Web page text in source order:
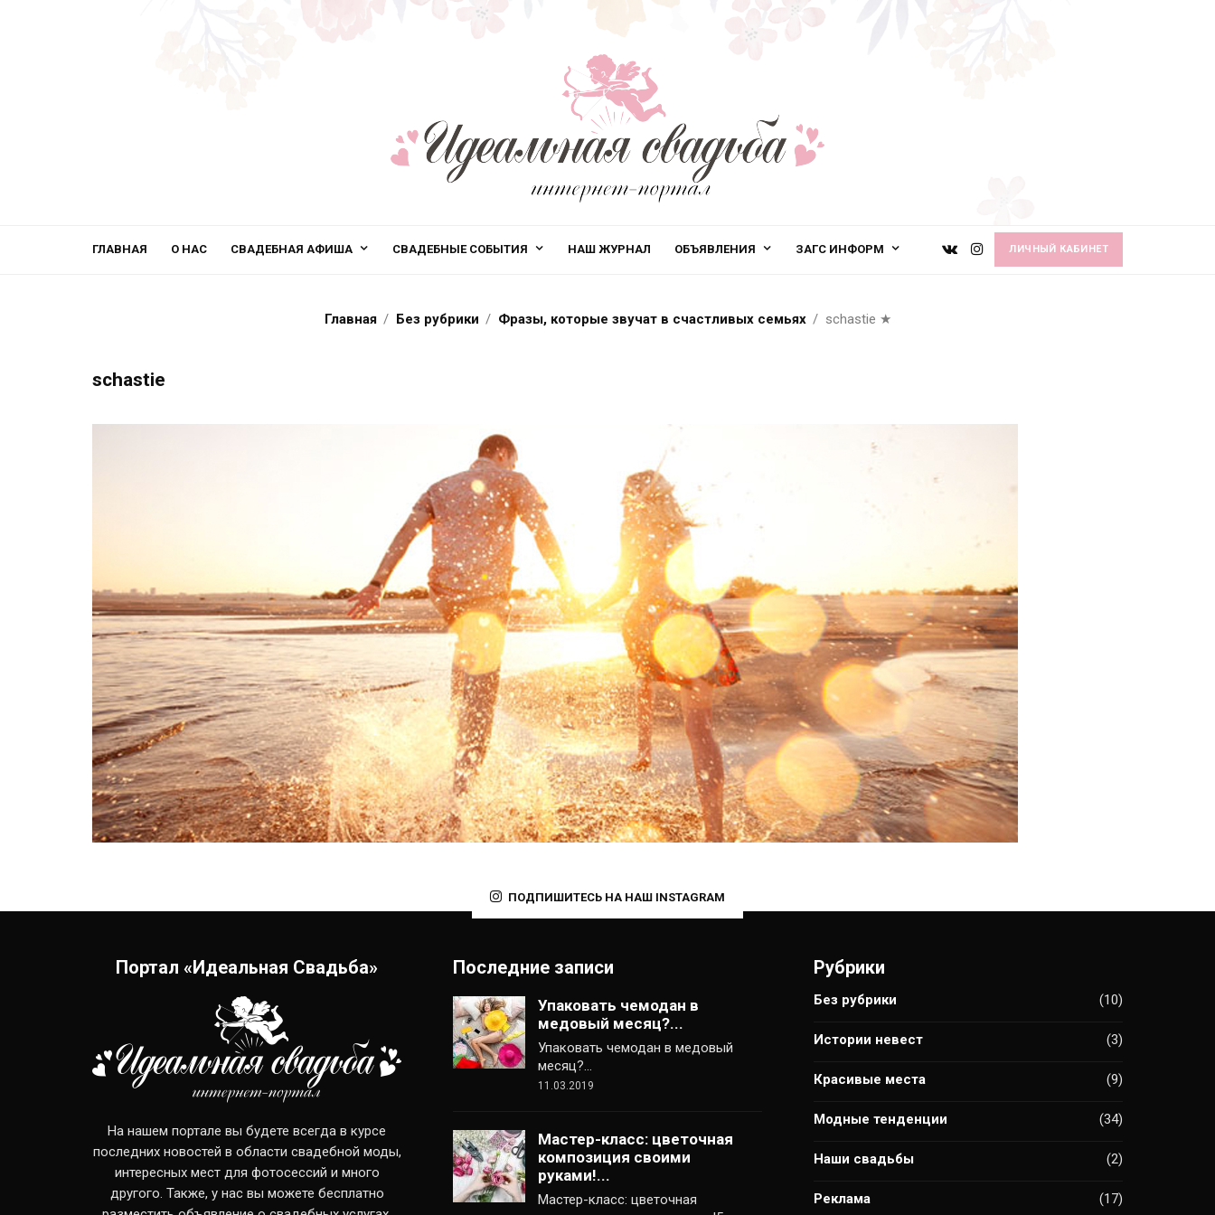
ГЛАВНАЯ О НАС СВАДЕБНАЯ АФИША СВАДЕБНЫЕ СОБЫТИЯ НАШ ЖУРНАЛ ОБЪЯВЛЕНИЯ ЗАГС ИНФОРМ ЛИЧНЫЙ КАБИНЕТ
Главная Без рубрики Фразы, которые звучат в счастливых семьях schastie ★
schastie
ПОДПИШИТЕСЬ НА НАШ INSTAGRAM
Портал «Идеальная Свадьба»
На нашем портале вы будете всегда в курсе
последних новостей в области свадебной моды,
интересных мест для фотосессий и много
другого. Также, у нас вы можете бесплатно
Последние записи
Упаковать чемодан в
медовый месяц?...
Упаковать чемодан в медовый
месяц?…
11.03.2019
Мастер-класс: цветочная
композиция своими
руками!...
Мастер-класс: цветочная
Рубрики
Без рубрики (10)
Истории невест (3)
Красивые места (9)
Модные тенденции (34)
Наши свадьбы (2)
Реклама (17)